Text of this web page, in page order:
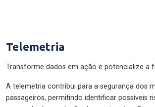
Telemetria
Transforme dados em ação e potencialize a
A telemetria contribui para a segurança dos
passageiros, permitindo identificar possíveis